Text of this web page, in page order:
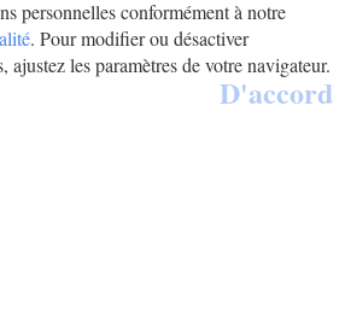
personnelles conformément à notre
. Pour modifier ou désactiver
les paramètres de votre navigateur.
D'accord